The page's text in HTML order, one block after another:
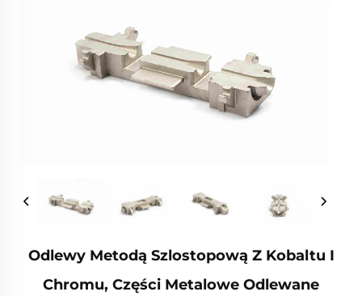
Odlewy Metodą Szlostopową Z Kobaltu I
Chromu, Części Metalowe Odlewane